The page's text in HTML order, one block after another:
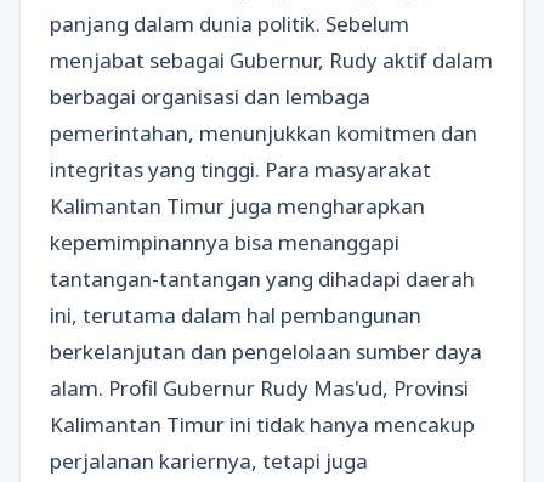
panjang dalam dunia politik. Sebelum
menjabat sebagai Gubernur, Rudy aktif dalam
berbagai organisasi dan lembaga
pemerintahan, menunjukkan komitmen dan
integritas yang tinggi. Para masyarakat
Kalimantan Timur juga mengharapkan
kepemimpinannya bisa menanggapi
tantangan-tantangan yang dihadapi daerah
ini, terutama dalam hal pembangunan
berkelanjutan dan pengelolaan sumber daya
alam. Profil Gubernur Rudy Mas'ud, Provinsi
Kalimantan Timur ini tidak hanya mencakup
perjalanan kariernya, tetapi juga